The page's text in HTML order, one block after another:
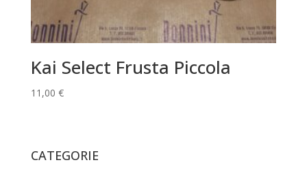
Kai Select Frusta Piccola
11,00 €
CATEGORIE